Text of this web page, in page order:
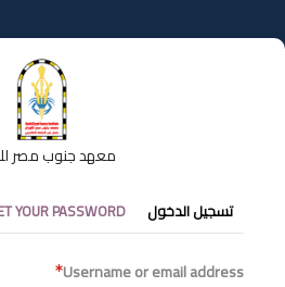
إلى
المحتوى
معهد جنوب مصر
التبويبات
الأساسية
تسجيل الدخول YOUR PASSWORD
Username or email address